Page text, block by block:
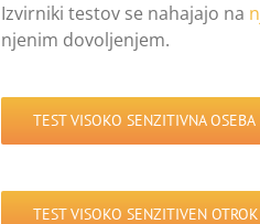
Izvirniki testov se nahajajo na
njenim dovoljenjem.
TEST VISOKO SENZITIVNA OSEBA
TEST VISOKO SENZITIVEN OTROK